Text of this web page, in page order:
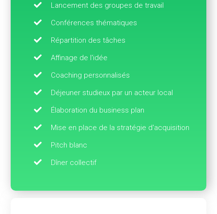
174
Lancement des groupes de travail
Conférences thématiques
Répartition des tâches
Affinage de l'idée
Coaching personnalisés
Déjeuner studieux par un acteur local
Élaboration du business plan
Mise en place de la stratégie d'acquisition
Pitch blanc
Dîner collectif